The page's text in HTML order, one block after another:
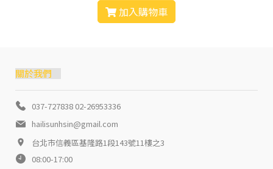
加入購物車
關於我們
037-727838 02-26953336
hailisunhsin@gmail.com
台北市信義區基隆路1段143號11樓之3
08:00-17:00